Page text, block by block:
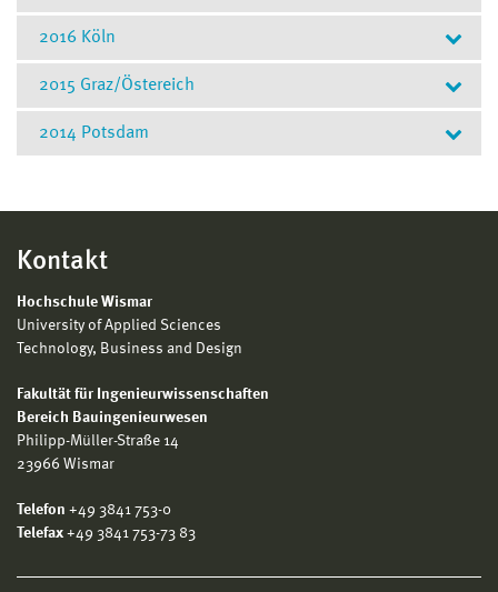
Exkursion nach Venedig/Italien
Vertiefungsrichtung Bauen im
Bestand
2026080619152385b06f02
2016 Köln
Exkursion nach Köln
Vertiefungsrichtung Bauen im
Gruppenfoto auf dem Dach des Kölner Doms
2015 Graz/Östereich
2014 Potsdam
Bestand
Kontakt
Hochschule Wismar
University of Applied Sciences
Technology, Business and Design
Fakultät für Ingenieurwissenschaften
Bereich Bauingenieurwesen
Philipp-Müller-Straße 14
23966 Wismar
Telefon +49 3841 753-0
Telefax +49 3841 753-73 83